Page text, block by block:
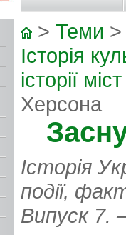
> Теми
Історія
історії
Херсона
Історія
події,
Випуск 7.